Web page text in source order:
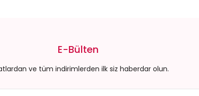
Yorum Yaz
E-Bülten
ve tüm indirimlerden ilk siz haberdar olun.